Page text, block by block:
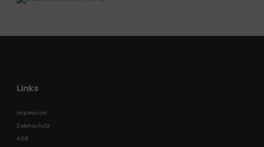
Links
Impressum
Datenschutz
AGB